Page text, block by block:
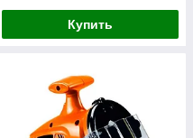
Купить